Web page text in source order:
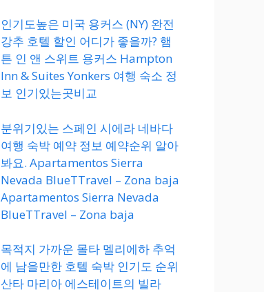
인기도높은 미국 용커스 (NY) 완전
강추 호텔 할인 어디가 좋을까? 햄
튼 인 앤 스위트 용커스 Hampton
Inn & Suites Yonkers 여행 숙소 정
보 인기있는곳비교
분위기있는 스페인 시에라 네바다
여행 숙박 예약 정보 예약순위 알아
봐요. Apartamentos Sierra
Nevada BlueTTravel – Zona baja
Apartamentos Sierra Nevada
BlueTTravel – Zona baja
목적지 가까운 몰타 멜리에하 추억
에 남을만한 호텔 숙박 인기도 순위
산타 마리아 에스테이트의 빌라